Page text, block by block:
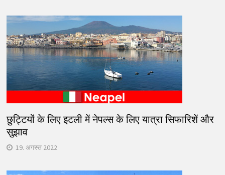
छुट्टियों के लिए इटली में नेपल्स के लिए यात्रा सिफारिशें और
सुझाव
19. अगस्त 2022